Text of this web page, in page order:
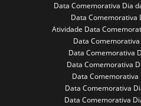
Data Comemorativa Dia
Data Comemorativa
Atividade Data
Data Comemorativa
Data Comemorativa
Data Comemorativa
Data Comemorativa
Data Comemorativa
Data Comemorativa